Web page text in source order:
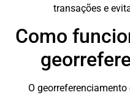
transações e
Como
O